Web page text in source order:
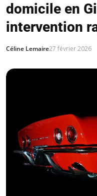
domicile en
intervention
Céline Lemaire27 février 2026